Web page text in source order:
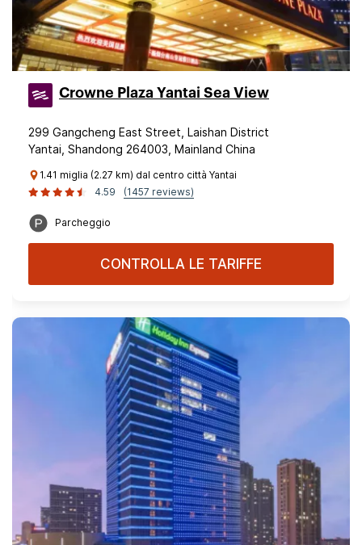
Crowne Plaza Yantai Sea View
299 Gangcheng East Street, Laishan District
Yantai, Shandong 264003, Mainland China
1.41 miglia (2.27 km) dal centro città Yantai
4.59
(1457 reviews)
Parcheggio
CONTROLLA LE TARIFFE